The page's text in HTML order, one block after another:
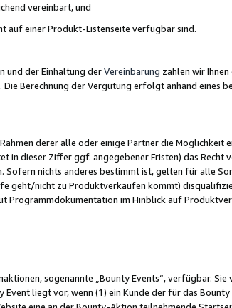
vereinbart, und
auf einer Produkt-Listenseite verfügbar sind.
und der Einhaltung derVereinbarung zahlen wir
Die Berechnung der Vergütung erfolgt anhand eines
derer alle oder einige Partner die Möglichkeit
in dieser Ziffer ggf. angegebener Fristen) das Recht
nichts anderes bestimmt ist, gelten für alle
geht/nicht zu Produktverkäufen kommt)
Programmdokumentation im Hinblick auf
sogenannte „Bounty Events“, verfügbar. Sie
liegt vor, wenn (1) ein Kunde der für das